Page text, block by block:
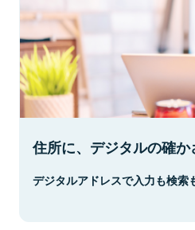
住所に、デジタルの確か
デジタルアドレスで入力も検索